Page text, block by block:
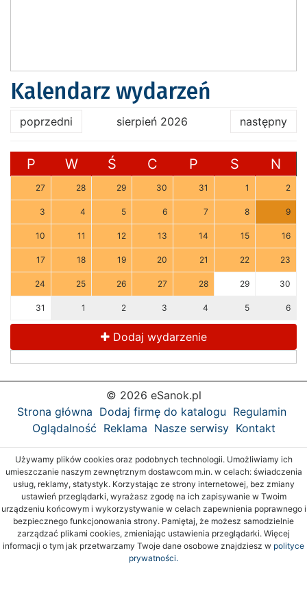
Kalendarz wydarzeń
poprzedni sierpień 2026 następny
P W Ś C P S N
27 28 29 30 31 1 2
3 4 5 6 7 8 9
10 11 12 13 14 15 16
17 18 19 20 21 22 23
24 25 26 27 28 29 30
31 1 2 3 4 5 6
Dodaj wydarzenie
© 2026 eSanok.pl
Strona główna Dodaj firmę do katalogu Regulamin
Oglądalność Reklama Nasze serwisy Kontakt
Używamy plików cookies oraz podobnych technologii. Umożliwiamy ich
umieszczanie naszym zewnętrznym dostawcom m.in. w celach: świadczenia
usług, reklamy, statystyk. Korzystając ze strony internetowej, bez zmiany
ustawień przeglądarki, wyrażasz zgodę na ich zapisywanie w Twoim
urządzeniu końcowym i wykorzystywanie w celach zapewnienia poprawnego i
bezpiecznego funkcjonowania strony. Pamiętaj, że możesz samodzielnie
zarządzać plikami cookies, zmieniając ustawienia przeglądarki. Więcej
informacji o tym jak przetwarzamy Twoje dane osobowe znajdziesz w polityce
prywatności.